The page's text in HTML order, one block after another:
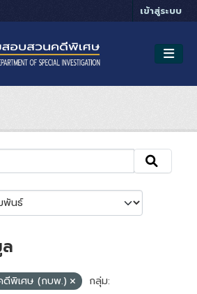
เข้าสู่ระบบ
ดีพิเศษ (กบพ.)
กลุ่ม: